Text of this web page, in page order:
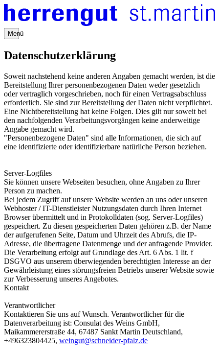
Menü
Datenschutzerklärung
Soweit nachstehend keine anderen Angaben gemacht werden, ist die
Bereitstellung Ihrer personenbezogenen Daten weder gesetzlich
oder vertraglich vorgeschrieben, noch für einen Vertragsabschluss
erforderlich. Sie sind zur Bereitstellung der Daten nicht verpflichtet.
Eine Nichtbereitstellung hat keine Folgen. Dies gilt nur soweit bei
den nachfolgenden Verarbeitungsvorgängen keine anderweitige
Angabe gemacht wird.
"Personenbezogene Daten" sind alle Informationen, die sich auf
eine identifizierte oder identifizierbare natürliche Person beziehen.
Server-Logfiles
Sie können unsere Webseiten besuchen, ohne Angaben zu Ihrer
Person zu machen.
Bei jedem Zugriff auf unsere Website werden an uns oder unseren
Webhoster / IT-Dienstleister Nutzungsdaten durch Ihren Internet
Browser übermittelt und in Protokolldaten (sog. Server-Logfiles)
gespeichert. Zu diesen gespeicherten Daten gehören z.B. der Name
der aufgerufenen Seite, Datum und Uhrzeit des Abrufs, die IP-
Adresse, die übertragene Datenmenge und der anfragende Provider.
Die Verarbeitung erfolgt auf Grundlage des Art. 6 Abs. 1 lit. f
DSGVO aus unserem überwiegenden berechtigten Interesse an der
Gewährleistung eines störungsfreien Betriebs unserer Website sowie
zur Verbesserung unseres Angebotes.
Kontakt
Verantwortlicher
Kontaktieren Sie uns auf Wunsch. Verantwortlicher für die
Datenverarbeitung ist: Consulat des Weins GmbH,
Maikammererstraße 44, 67487 Sankt Martin Deutschland,
+496323804425, weingut@schneider-pfalz.de